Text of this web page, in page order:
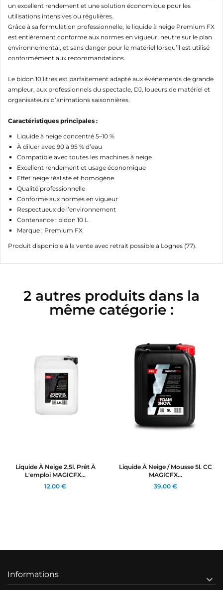
un excellent rendement et une solution économique pour les
utilisations intensives ou régulières.
Grâce à sa formulation professionnelle, le liquide à neige Premium FX
est entièrement conforme aux normes en vigueur, neutre sur le plan
environnemental, et sans danger pour le matériel lorsqu’il est utilisé
conformément aux recommandations.
Le bidon 10 litres est parfaitement adapté aux événements de grande
ampleur, aux professionnels du spectacle, DJ, loueurs de matériel et
organisateurs d’animations saisonnières.
Caractéristiques principales :
Liquide à neige concentré 5–10 %
À diluer avec 90 à 95 % d’eau
Compatible avec toutes les machines à neige
Excellent rendement et usage économique
Effet neige réaliste et homogène
Qualité professionnelle
Conforme aux normes en vigueur
Respectueux de l’environnement
Contenance : bidon 10 L
Marque : Premium FX
Produit disponible à la vente avec retrait possible à Lognes (77).
2 autres produits dans la
même catégorie :
Liquide À Neige 2,5l. Prêt À
L'emploi MAGICFX...
12,00 €
Liquide À Neige / Mousse 5l. CC
MAGICFX...
39,00 €
Informations 